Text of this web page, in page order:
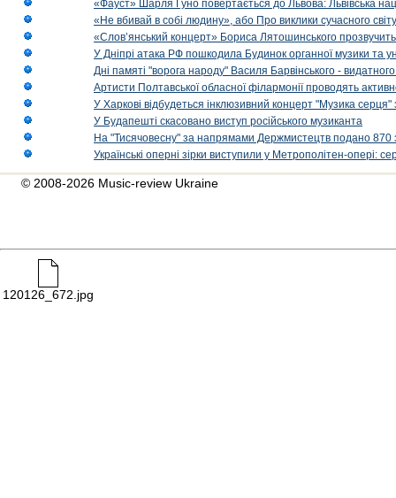
«Фауст» Шарля Гуно повертається до Львова: Львівська
«Не вбивай в собі людину», або Про виклики сучасного світу
«Слов’янський концерт» Бориса Лятошинського
У Дніпрі атака РФ пошкодила Будинок органної музики та
Дні памяті "ворога народу" Василя Барвінського -
Артисти Полтавської обласної філармонії проводять
У Харкові відбудеться інклюзивний концерт "Музика
У Будапешті скасовано виступ російського музиканта
На "Тисячовесну" за напрямами Держмистецтв подано 870
Українські оперні зірки виступили у Метрополітен-опері:
© 2008-2026 Music-review Ukraine
120126_672.jpg